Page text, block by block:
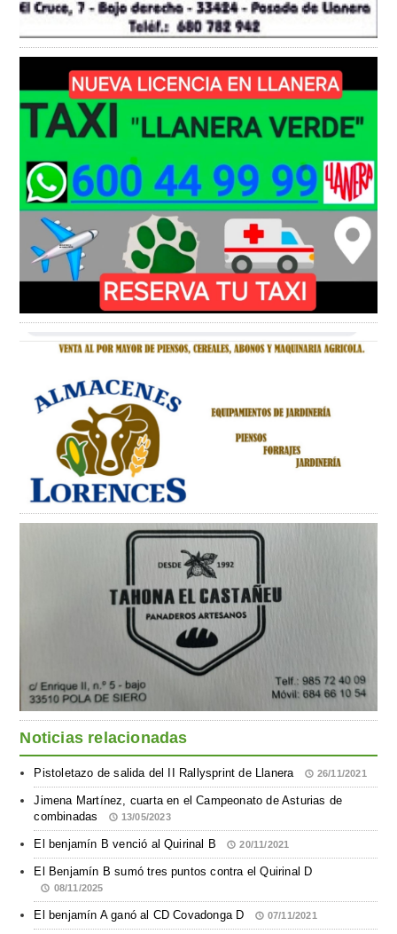
Noticias relacionadas
Pistoletazo de salida del II Rallysprint de Llanera 26/11/2021
Jimena Martínez, cuarta en el Campeonato de Asturias de
combinadas
13/05/2023
El benjamín B venció al Quirinal B 20/11/2021
El Benjamín B sumó tres puntos contra el Quirinal D
08/11/2025
El benjamín A ganó al CD Covadonga D 07/11/2021